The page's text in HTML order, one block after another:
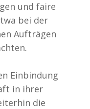
und faire
bei der
Aufträgen
Einbindung
in ihrer
die